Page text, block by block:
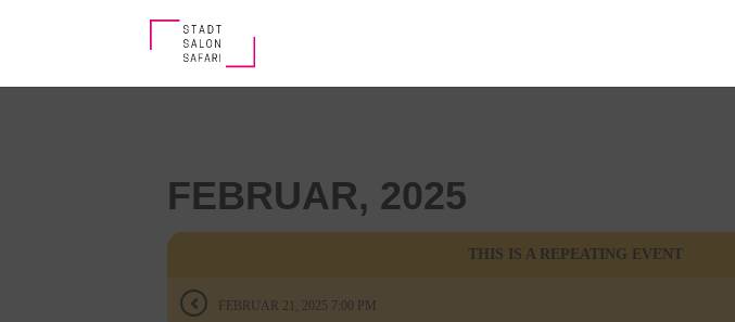
FEBRUAR, 2025
THIS IS A REPEATING EVENT
FEBRUAR 21, 2025 7:00 PM